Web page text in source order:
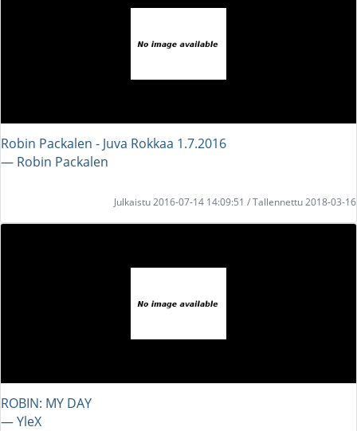
Robin Packalen - Juva Rokkaa 1.7.2016
― Robin Packalen
Julkaistu 2016-07-14 14:09:51 / Tallennettu 2018-03-16
ROBIN: MY DAY
― YleX